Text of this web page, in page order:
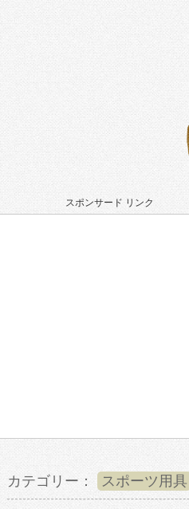
スポンサード リンク
カテゴリー： スポーツ用具